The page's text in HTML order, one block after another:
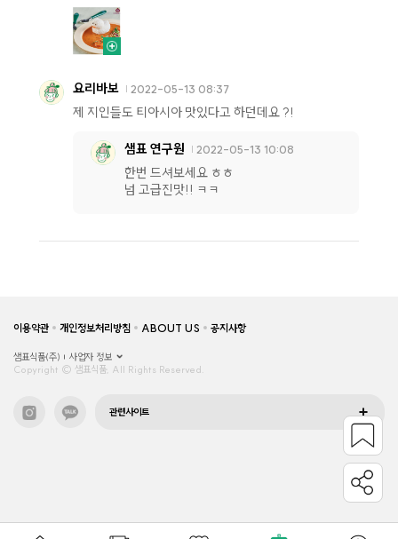
요리바보 2022-05-13 08:37
제 지인들도 티아시아 맛있다고 하던데요 ?!
샘표 연구원 2022-05-13 10:08
한번 드셔보세요 ㅎㅎ
넘 고급진맛!! ㅋㅋ
이용약관 개인정보처리방침 ABOUT US 공지사항
샘표식품(주)
사업자 정보
Copyright © 샘표식품, All Rights Reserved.
관련사이트